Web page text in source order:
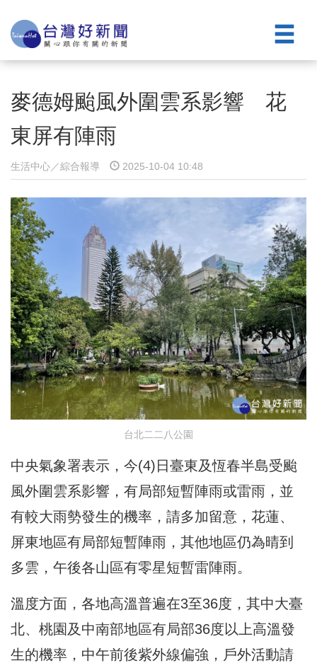
麥德姆颱風外圍雲系影響 花
東屏有陣雨
生活中心／綜合報導 2025-10-04 10:48
台北二二八公園
中央氣象署表示，今(4)日臺東及恆春半島受颱
風外圍雲系影響，有局部短暫陣雨或雷雨，並
有較大雨勢發生的機率，請多加留意，花蓮、
屏東地區有局部短暫陣雨，其他地區仍為晴到
多雲，午後各山區有零星短暫雷陣雨。
溫度方面，各地高溫普遍在3至36度，其中大臺
北、桃園及中南部地區有局部36度以上高溫發
生的機率，中午前後紫外線偏強，戶外活動請